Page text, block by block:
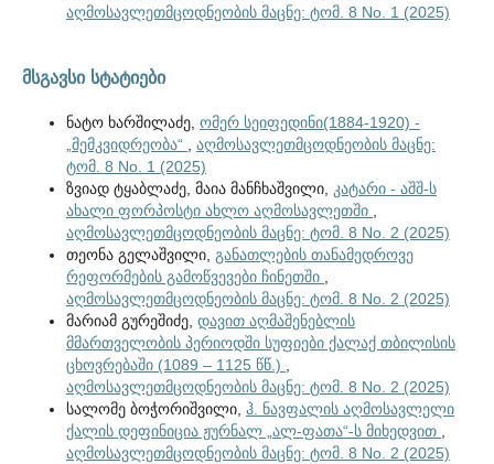
აღმოსავლეთმცოდნეობის მაცნე: ტომ. 8 No. 1 (2025)
მსგავსი სტატიები
ნატო ხარშილაძე, ომერ სეიფედინი(1884-1920) -
„მემკვიდრეობა“
აღმოსავლეთმცოდნეობის მაცნე:
ტომ. 8 No. 1 (2025)
ზვიად ტყაბლაძე, მაია მანჩხაშვილი,
კატარი - აშშ-ს
ახალი ფორპოსტი ახლო აღმოსავლეთში
აღმოსავლეთმცოდნეობის მაცნე: ტომ. 8 No. 2 (2025)
თეონა გელაშვილი, განათლების თანამედროვე
რეფორმების გამოწვევები ჩინეთში
აღმოსავლეთმცოდნეობის მაცნე: ტომ. 8 No. 2 (2025)
მარიამ გურეშიძე, დავით აღმაშენებლის
მმართველობის პერიოდში სუფიები ქალაქ თბილისის
ცხოვრებაში (1089 – 1125 წწ.)
აღმოსავლეთმცოდნეობის მაცნე: ტომ. 8 No. 2 (2025)
სალომე ბოჭორიშვილი, ჰ. ნავფალის აღმოსავლელი
ქალის დეფინიცია ჟურნალ „ალ-ფათა“-ს მიხედვით
აღმოსავლეთმცოდნეობის მაცნე: ტომ. 8 No. 2 (2025)